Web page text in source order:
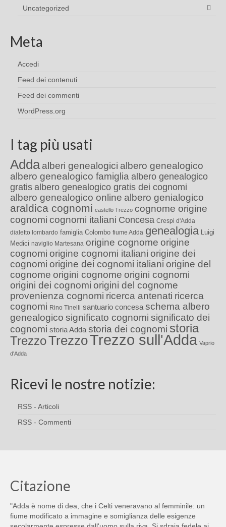
Uncategorized
Meta
Accedi
Feed dei contenuti
Feed dei commenti
WordPress.org
I tag più usati
Adda alberi genealogici albero genealogico
albero genealogico famiglia albero genealogico
gratis albero genealogico gratis dei cognomi
albero genealogico online albero genialogico
araldica cognomi castello Trezzo cognome origine
cognomi cognomi italiani Concesa Crespi d'Adda
dialetto lombardo famiglia Colombo fiume Adda genealogia Luigi
Medici naviglio Martesana origine cognome origine
cognomi origine cognomi italiani origine dei
cognomi origine dei cognomi italiani origine del
cognome origini cognome origini cognomi
origini dei cognomi origini del cognome
provenienza cognomi ricerca antenati ricerca
cognomi Rino Tinelli santuario concesa schema albero
genealogico significato cognomi significato dei
cognomi storia Adda storia dei cognomi storia
TrezzoTrezzoTrezzo sull'Adda Vaprio
d'Adda
Ricevi le nostre notizie:
RSS - Articoli
RSS - Commenti
Citazione
"Adda è nome di dea, che i Celti veneravano al femminile: un
fiume modificato a immagine e somiglianza delle esigenze